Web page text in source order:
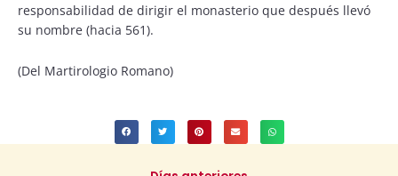
responsabilidad de dirigir el monasterio que después llevó
su nombre (hacia 561).
(Del Martirologio Romano)